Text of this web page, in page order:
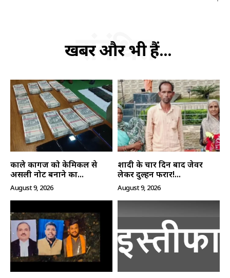
SUBSCRIBE NOW
क्विक लिंक्स
मुख्य पेज
हमारे बारे में
संपर्क करें
खबरें और भी हैं...
संबंधित
काले कागज को केमिकल से
असली नोट बनाने का...
August 9, 2026
शादी के चार दिन बाद जेवर
लेकर दुल्हन फरार!...
August 9, 2026